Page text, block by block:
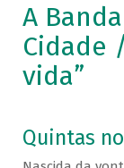
A
Cidade
vida”
Quintas no